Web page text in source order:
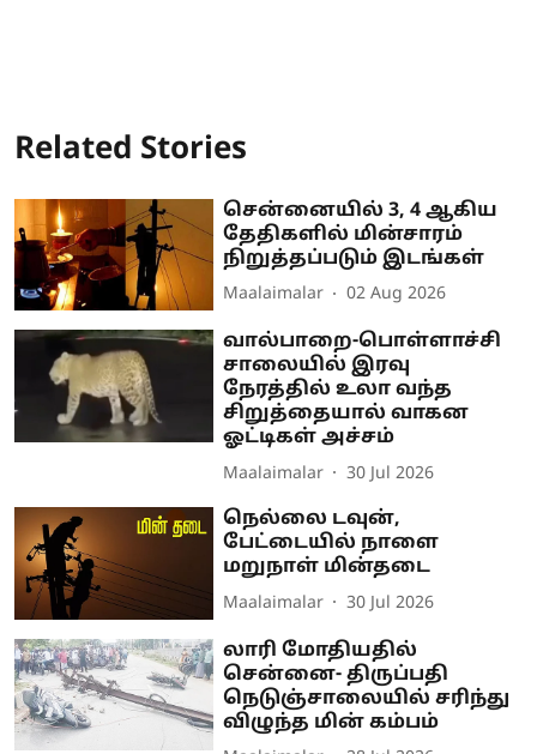
Related Stories
சென்னையில் 3, 4 ஆகிய
தேதிகளில் மின்சாரம்
நிறுத்தப்படும் இடங்கள்
Maalaimalar 02 Aug 2026
வால்பாறை-பொள்ளாச்சி
சாலையில் இரவு
நேரத்தில் உலா வந்த
சிறுத்தையால் வாகன
ஓட்டிகள் அச்சம்
Maalaimalar 30 Jul 2026
நெல்லை டவுன்,
பேட்டையில் நாளை
மறுநாள் மின்தடை
Maalaimalar 30 Jul 2026
லாரி மோதியதில்
சென்னை- திருப்பதி
நெடுஞ்சாலையில் சரிந்து
விழுந்த மின் கம்பம்